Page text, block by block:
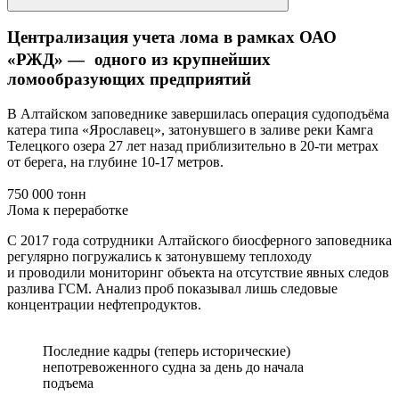
Централизация учета лома в рамках ОАО
«РЖД» — одного из крупнейших
ломообразующих предприятий
В Алтайском заповеднике завершилась операция судоподъёма
катера типа «Ярославец», затонувшего в заливе реки Камга
Телецкого озера 27 лет назад приблизительно в 20-ти метрах
от берега, на глубине 10-17 метров.
750 000 тонн
Лома к переработке
С 2017 года сотрудники Алтайского биосферного заповедника
регулярно погружались к затонувшему теплоходу
и проводили мониторинг объекта на отсутствие явных следов
разлива ГСМ. Анализ проб показывал лишь следовые
концентрации нефтепродуктов.
Последние кадры (теперь исторические)
непотревоженного судна за день до начала
подъема